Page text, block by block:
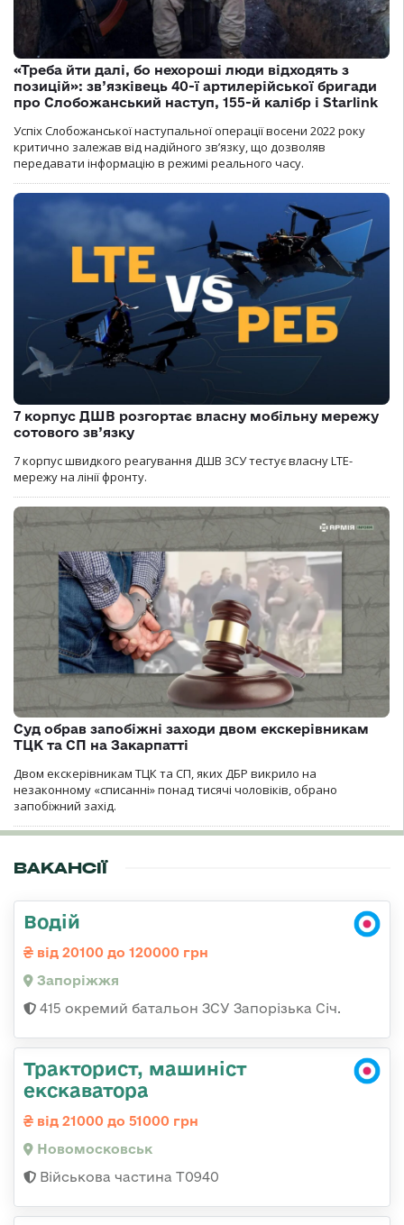
«Треба йти далі, бо нехороші люди відходять з
позицій»: зв’язківець 40-ї артилерійської бригади
про Слобожанський наступ, 155-й калібр і Starlink
Успіх Слобожанської наступальної операції восени 2022 року
критично залежав від надійного зв’язку, що дозволяв
передавати інформацію в режимі реального часу.
7 корпус ДШВ розгортає власну мобільну мережу
сотового зв’язку
7 корпус швидкого реагування ДШВ ЗСУ тестує власну LTE-
мережу на лінії фронту.
Суд обрав запобіжні заходи двом екскерівникам
ТЦК та СП на Закарпатті
Двом екскерівникам ТЦК та СП, яких ДБР викрило на
незаконному «списанні» понад тисячі чоловіків, обрано
запобіжний захід.
ВАКАНСІЇ
Водій
від 20100 до 120000 грн
Запоріжжя
415 окремий батальон ЗСУ Запорізька Січ.
Тракторист, машиніст
екскаватора
від 21000 до 51000 грн
Новомосковськ
Військова частина Т0940